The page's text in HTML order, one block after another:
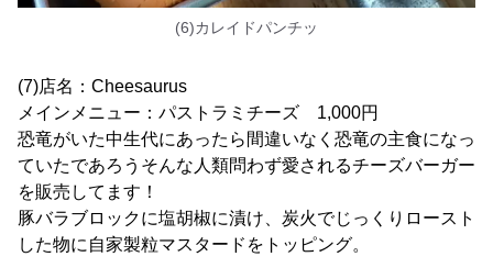
(6)カレイドパンチッ
(7)店名：Cheesaurus
メインメニュー：パストラミチーズ 1,000円
恐竜がいた中生代にあったら間違いなく恐竜の主食になっ
ていたであろうそんな人類問わず愛されるチーズバーガー
を販売してます！
豚バラブロックに塩胡椒に漬け、炭火でじっくりロースト
した物に自家製粒マスタードをトッピング。